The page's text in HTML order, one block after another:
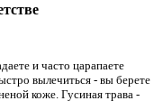
и часто царапаете
вылечиться - вы берете
коже. Гусиная трава -